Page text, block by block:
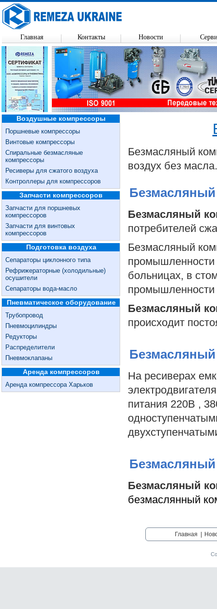
Воздушные компрессоры
Поршневые компрессоры
Винтовые компрессоры
Спиральные безмасляные
компрессоры
Ресиверы для сжатого воздуха
Контроллеры для компрессоров
Запчасти компрессоров
Запчасти для поршневых
компрессоров
Запчасти для винтовых
компрессоров
Подготовка воздуха
Сепараторы циклонного типа
Рефрижераторные (холодильные)
осушители
Сепараторы вода-масло
Пневматическое оборудование
Трубопровод
Пневмоцилиндры
Редукторы
Распределители
Пневмоклапаны
Аренда компрессоров
Аренда компрессора Харьков
Безмасляный
воздух без масла.
Безмасляный
Безмасляный
потребителей
Безмасляный
промышленности
больницах, в
Безмасляный
происходит
Безмасляный
На ресиверах
питания 220В ,
Безмасляный
безмаслянный
Главная Контакты Новости
Главная